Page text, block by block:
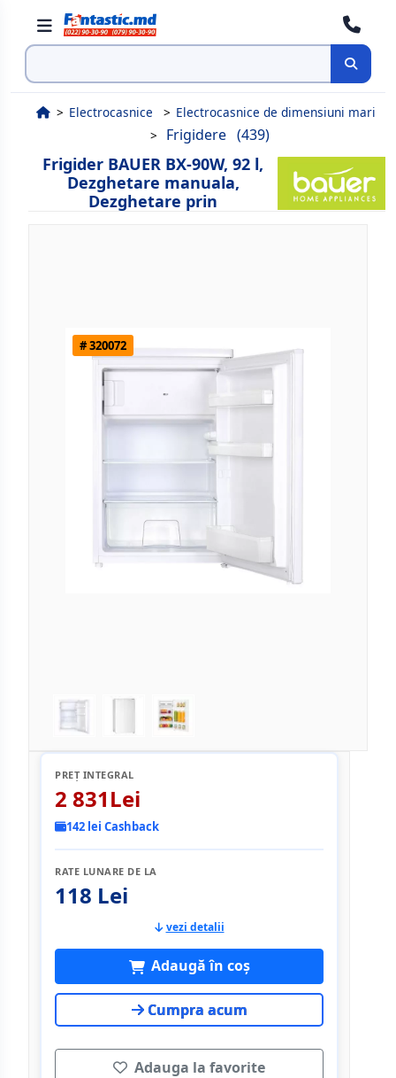
Cauta
Electrocasnice Electrocasnice de dimensiuni mari
Frigidere (439)
Frigider BAUER BX-90W, 92 l,
Dezghetare manuala,
Dezghetare prin
# 320072
PREȚ INTEGRAL
2 831Lei
142 lei Cashback
RATE LUNARE DE LA
118 Lei
vezi detalii
Adaugă în coș
Cumpra acum
Adauga la favorite